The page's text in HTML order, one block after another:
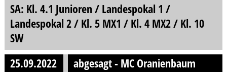
SA: Kl. 4.1 Junioren / Landespokal 1 /
Landespokal 2 / Kl. 5 MX1 / Kl. 4 MX2 / Kl. 10
SW
25.09.2022
abgesagt - MC Oranienbaum